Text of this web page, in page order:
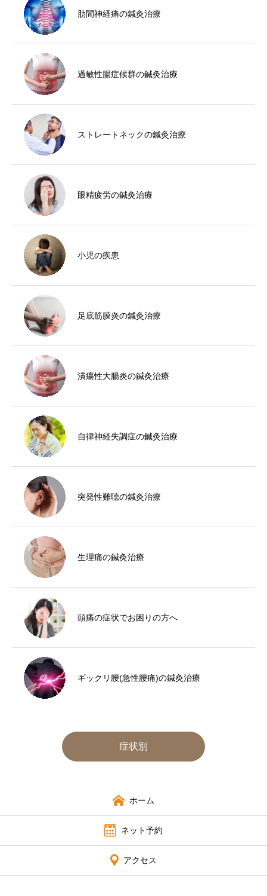
肋間神経痛の鍼灸治療
過敏性腸症候群の鍼灸治療
ストレートネックの鍼灸治療
眼精疲労の鍼灸治療
小児の疾患
足底筋膜炎の鍼灸治療
潰瘍性大腸炎の鍼灸治療
自律神経失調症の鍼灸治療
突発性難聴の鍼灸治療
生理痛の鍼灸治療
頭痛の症状でお困りの方へ
ギックリ腰(急性腰痛)の鍼灸治療
症状別
ホーム
ネット予約
アクセス